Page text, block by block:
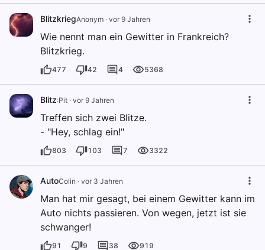
BlitzkriegAnonym · vor 9 Jahren
Wie nennt man ein Gewitter in Frankreich?
Blitzkrieg.
477 42 4 5368
Blitz:Pit · vor 9 Jahren
Treffen sich zwei Blitze.
- "Hey, schlag ein!"
803 103 7 3322
AutoColin · vor 3 Jahren
Man hat mir gesagt, bei einem Gewitter kann im
Auto nichts passieren. Von wegen, jetzt ist sie
schwanger!
91 9 38 919